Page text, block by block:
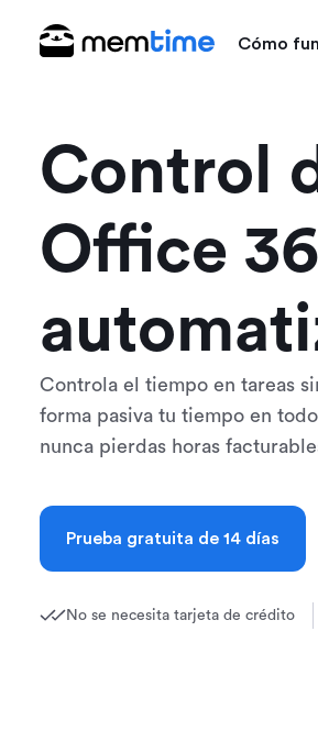
Cómo
Control
Office
Controla el tiempo en tareas
forma pasiva tu tiempo en
nunca pierdas horas
Prueba gratuita de 14 días
No se necesita tarjeta de crédito